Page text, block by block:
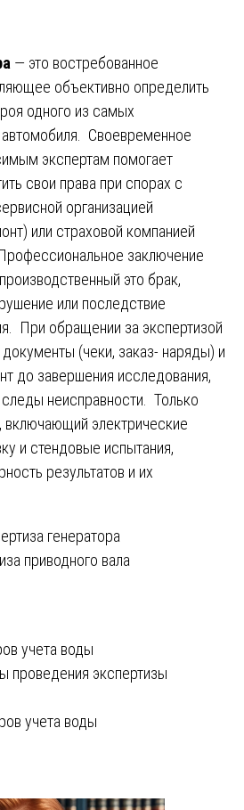
— это востребованное
объективно определить
одного из самых
автомобиля. Своевременное
экспертам помогает
свои права при спорах с
организацией
или страховой компанией
заключение
это брак,
или последствие
При обращении за экспертизой
(чеки, заказ- наряды) и
до завершения исследования,
неисправности. Только
электрические
и стендовые испытания,
результатов и их
генератора
приводного вала
учета воды
проведения экспертизы
учета воды